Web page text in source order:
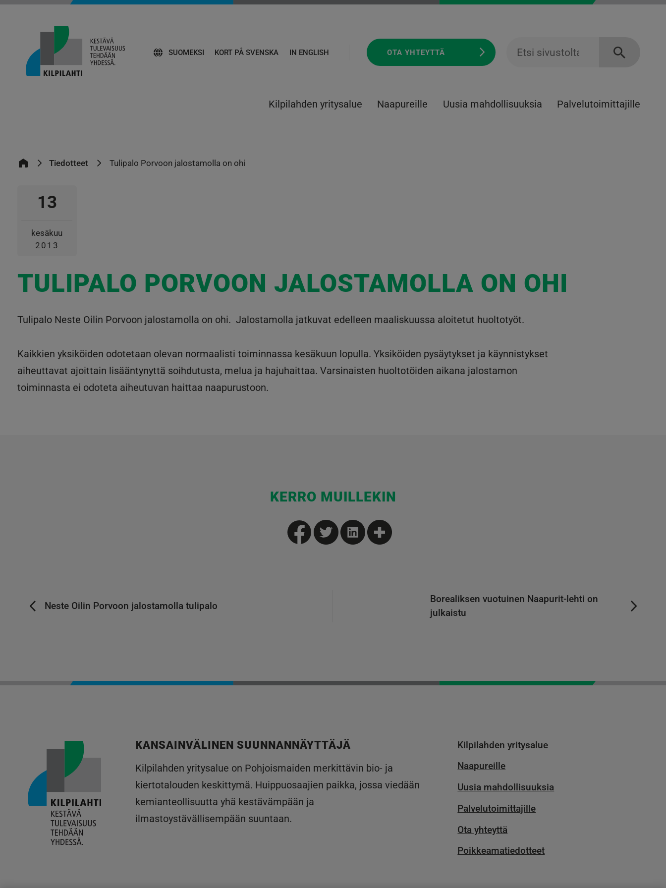
SUOMEKSI KORT PÅ SVENSKA IN ENGLISH OTA YHTEYTTÄ
Kilpilahden yritysalue Naapureille Uusia mahdollisuuksia Palvelu­toimittajille
Tiedotteet Tulipalo Porvoon jalostamolla on ohi
13
kesäkuu
2013
TULIPALO PORVOON JALOSTAMOLLA ON OHI
Tulipalo Neste Oilin Porvoon jalostamolla on ohi. Jalostamolla jatkuvat edelleen maaliskuussa aloitetut huoltotyöt.
Kaikkien yksiköiden odotetaan olevan normaalisti toiminnassa kesäkuun lopulla. Yksiköiden pysäytykset ja käynnistykset
aiheuttavat ajoittain lisääntynyttä soihdutusta, melua ja hajuhaittaa. Varsinaisten huoltotöiden aikana jalostamon
toiminnasta ei odoteta aiheutuvan haittaa naapurustoon.
KERRO MUILLEKIN
Neste Oilin Porvoon jalostamolla tulipalo
Borealiksen vuotuinen Naapurit-lehti on
julkaistu
KANSAINVÄLINEN SUUNNANNÄYTTÄJÄ
Kilpilahden yritysalue on Pohjoismaiden merkittävin bio- ja
kiertotalouden keskittymä. Huippuosaajien paikka, jossa viedään
kemianteollisuutta yhä kestävämpään ja
ilmastoystävällisempään suuntaan.
Kilpilahden yritysalue
Naapureille
Uusia mahdollisuuksia
Palvelu­toimittajille
Ota yhteyttä
Poikkeamatiedotteet